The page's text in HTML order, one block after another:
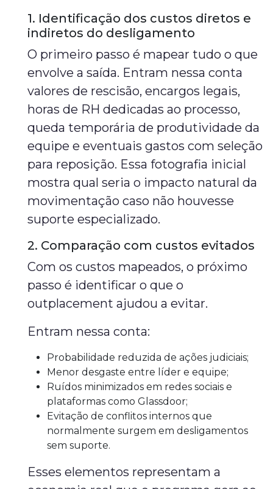
1. Identificação dos custos diretos e
indiretos do desligamento
O primeiro passo é mapear tudo o que
envolve a saída. Entram nessa conta
valores de rescisão, encargos legais,
horas de RH dedicadas ao processo,
queda temporária de produtividade da
equipe e eventuais gastos com seleção
para reposição. Essa fotografia inicial
mostra qual seria o impacto natural da
movimentação caso não houvesse
suporte especializado.
2. Comparação com custos evitados
Com os custos mapeados, o próximo
passo é identificar o que o
outplacement ajudou a evitar.
Entram nessa conta:
Probabilidade reduzida de ações judiciais;
Menor desgaste entre líder e equipe;
Ruídos minimizados em redes sociais e
plataformas como Glassdoor;
Evitação de conflitos internos que
normalmente surgem em desligamentos
sem suporte.
Esses elementos representam a